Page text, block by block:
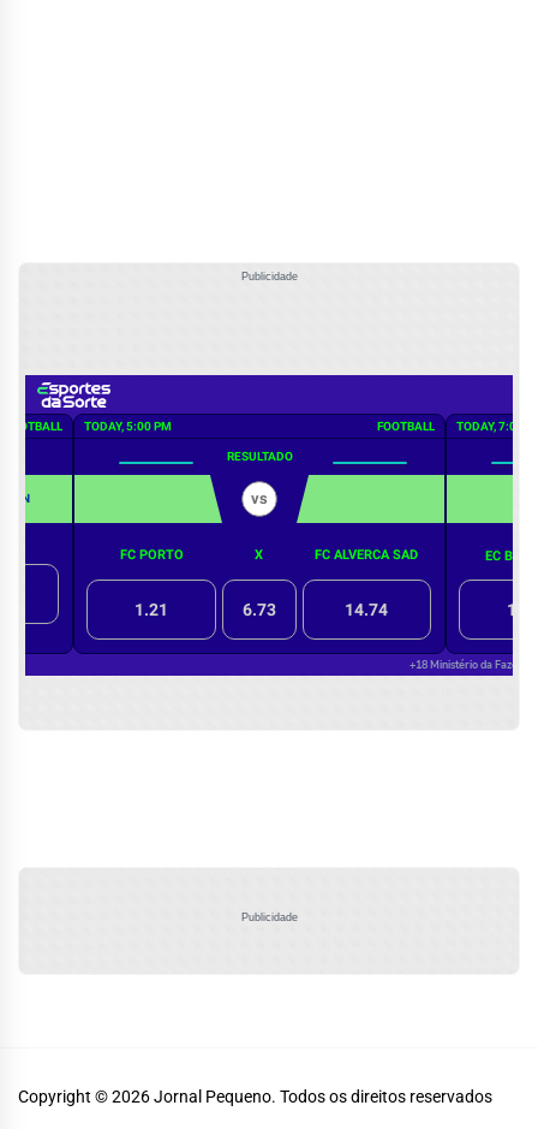
Publicidade
Publicidade
Copyright © 2026Jornal Pequeno. Todos os direitos reservados